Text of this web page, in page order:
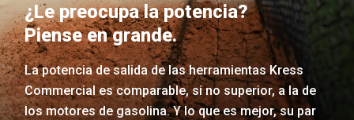
¿Le preocupa la potencia?
Piense en grande.
La potencia de salida de las herramientas Kress
Commercial es comparable, si no superior, a la de
los motores de gasolina. Y lo que es mejor, su par